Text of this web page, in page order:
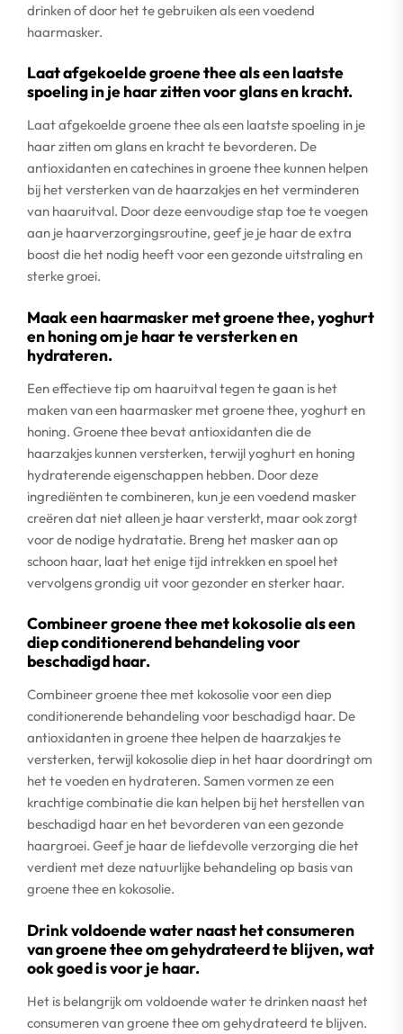
drinken of door het te gebruiken als een voedend
haarmasker.
Laat afgekoelde groene thee als een laatste
spoeling in je haar zitten voor glans en kracht.
Laat afgekoelde groene thee als een laatste spoeling in je
haar zitten om glans en kracht te bevorderen. De
antioxidanten en catechines in groene thee kunnen helpen
bij het versterken van de haarzakjes en het verminderen
van haaruitval. Door deze eenvoudige stap toe te voegen
aan je haarverzorgingsroutine, geef je je haar de extra
boost die het nodig heeft voor een gezonde uitstraling en
sterke groei.
Maak een haarmasker met groene thee, yoghurt
en honing om je haar te versterken en
hydrateren.
Een effectieve tip om haaruitval tegen te gaan is het
maken van een haarmasker met groene thee, yoghurt en
honing. Groene thee bevat antioxidanten die de
haarzakjes kunnen versterken, terwijl yoghurt en honing
hydraterende eigenschappen hebben. Door deze
ingrediënten te combineren, kun je een voedend masker
creëren dat niet alleen je haar versterkt, maar ook zorgt
voor de nodige hydratatie. Breng het masker aan op
schoon haar, laat het enige tijd intrekken en spoel het
vervolgens grondig uit voor gezonder en sterker haar.
Combineer groene thee met kokosolie als een
diep conditionerend behandeling voor
beschadigd haar.
Combineer groene thee met kokosolie voor een diep
conditionerende behandeling voor beschadigd haar. De
antioxidanten in groene thee helpen de haarzakjes te
versterken, terwijl kokosolie diep in het haar doordringt om
het te voeden en hydrateren. Samen vormen ze een
krachtige combinatie die kan helpen bij het herstellen van
beschadigd haar en het bevorderen van een gezonde
haargroei. Geef je haar de liefdevolle verzorging die het
verdient met deze natuurlijke behandeling op basis van
groene thee en kokosolie.
Drink voldoende water naast het consumeren
van groene thee om gehydrateerd te blijven, wat
ook goed is voor je haar.
Het is belangrijk om voldoende water te drinken naast het
consumeren van groene thee om gehydrateerd te blijven.